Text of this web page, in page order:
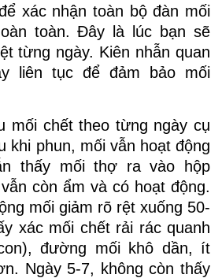
xác nhận toàn bộ đàn mối
toàn. Đây là lúc bạn sẽ
từng ngày. Kiên nhẫn quan
liên tục để đảm bảo mối
mối chết theo từng ngày cụ
khi phun, mối vẫn hoạt động
thấy mối thợ ra vào hộp
còn ẩm và có hoạt động.
mối giảm rõ rệt xuống 50-
xác mối chết rải rác quanh
đường mối khô dần, ít
Ngày 5-7, không còn thấy